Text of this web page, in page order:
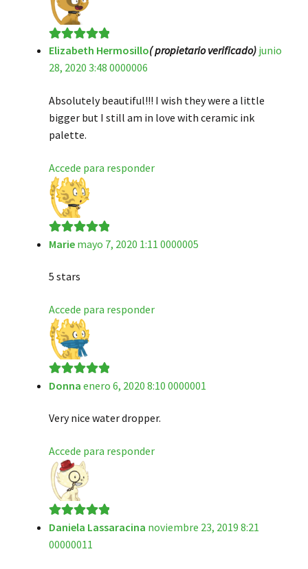
Valorado en5
de 5
Elizabeth Hermosillo( propietario verificado) junio
28, 2020 3:48 0000006
Absolutely beautiful!!! I wish they were a little
bigger but I still am in love with ceramic ink
palette.
Accede para responder
Valorado en 5
Marie mayo 7, 2020 1:11 0000005
5 stars
Accede para responder
Valorado en5
Donna enero 6, 2020 8:10 0000001
Very nice water dropper.
Accede para responder
Valorado en5
de 5
Daniela Lassaracina noviembre 23, 2019 8:21
00000011